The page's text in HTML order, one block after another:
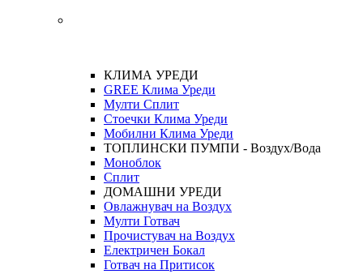
КЛИМА УРЕДИ
GREE Клима Уреди
Мулти Сплит
Стоечки Клима Уреди
Мобилни Клима Уреди
ТОПЛИНСКИ ПУМПИ - Воздух/Вода
Моноблок
Сплит
ДОМАШНИ УРЕДИ
Овлажнувач на Воздух
Мулти Готвач
Прочистувач на Воздух
Електричен Бокал
Готвач на Притисок